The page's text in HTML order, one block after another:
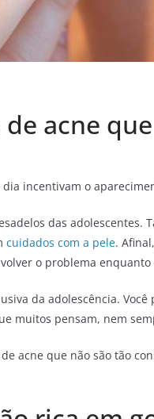
acne
incentivam o
das adolescentes.
cuidados com a pele.
o problema enquanto
da adolescência.
muitos pensam, nem
acne que não são tão